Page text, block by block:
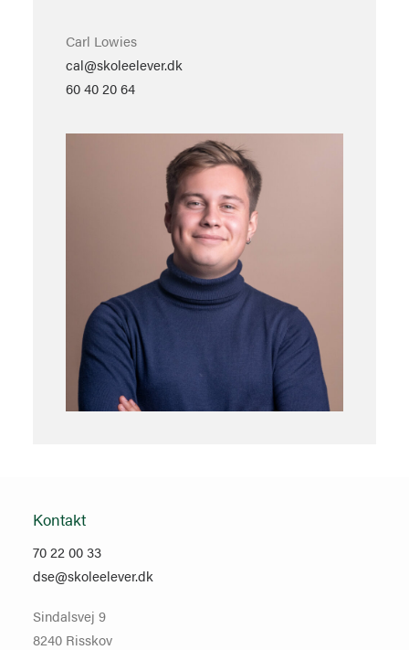
Carl Lowies
cal@skoleelever.dk
60 40 20 64
Kontakt
70 22 00 33
dse@skoleelever.dk
Sindalsvej 9
8240 Risskov